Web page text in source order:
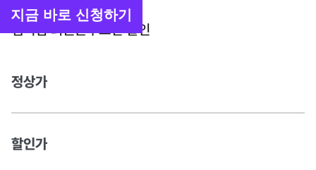
지금 바로 신청하기
멤버십 회원은무조건 할인
정상가
할인가